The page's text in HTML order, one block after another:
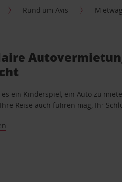
Rund um Avis
ein Kinderspiel, ein Auto zu
Reise auch führen mag, Ihr